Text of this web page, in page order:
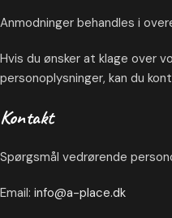
Anmodninger behandles i
Hvis du ønsker at klage over
personoplysninger, kan du
Kontakt
Spørgsmål vedrørende
Email: info@a-place.dk